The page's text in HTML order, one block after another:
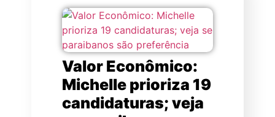
Valor Econômico:
Michelle prioriza 19
candidaturas; veja